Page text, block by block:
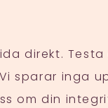
direkt.
sparar inga
om din